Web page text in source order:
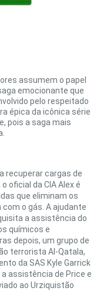
assumem o papel
emocionante que
pelo respeitado
épica da icônica série
pois a saga mais
recuperar cargas de
oficial da CIA Alex é
que eliminam os
o gás. A ajudante
a assistência do
químicos e
depois, um grupo de
terrorista Al-Qatala,
da SAS Kyle Garrick
assistência de Price e
ao Urziquistão